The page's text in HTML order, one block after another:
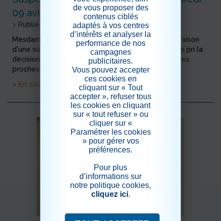
09 avril inclus
> Publié le 06/04/2021
Mesdames, Messieurs, nous vous informons qu'en raison
d'une suspision de covid au sein de la résidence, j'ai pri la
décision de suspendre les visites des familles et des
proches, jusqu'au vendredi 09 avril procha...
> En savoir plus
de vous proposer des
contenus ciblés
adaptés à vos centres
d’intérêts et analyser la
performance de nos
campagnes
publicitaires.
Vous pouvez accepter
ces cookies en
cliquant sur « Tout
accepter », refuser tous
les cookies en cliquant
sur « tout refuser » ou
cliquer sur «
Paramétrer les cookies
» pour gérer vos
préférences.
Pour plus
d’informations sur
notre politique cookies,
cliquez ici.